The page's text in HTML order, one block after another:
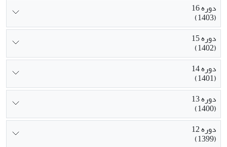
دوره 16
(1403)
دوره 15
(1402)
دوره 14
(1401)
دوره 13
(1400)
دوره 12
(1399)